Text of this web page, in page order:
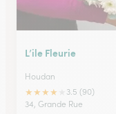
L’ile Fleurie
Houdan
★★★★
3.5 (90)
34, Grande Rue